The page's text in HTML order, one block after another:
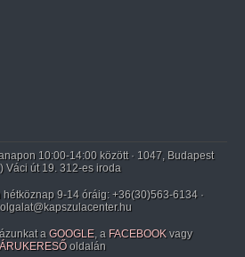
10:00-14:00 között · 1047, Budapest
Váci út 19. 312-es iroda
9-14 óráig: +36(30)563-6134 ·
a GOOGLE, a FACEBOOK vagy
ÁRUKERESŐ oldalán